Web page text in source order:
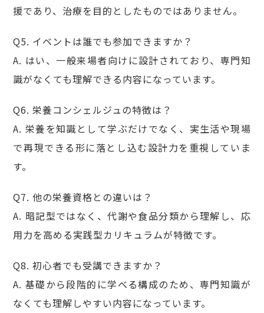
援であり、治療を目的としたものではありません。
Q5. イベントは誰でも参加できますか？
A. はい、一般来場者向けに設計されており、専門知
識がなくても理解できる内容になっています。
Q6. 栄養コンシェルジュの特徴は？
A. 栄養を知識として学ぶだけでなく、実生活や現場
で再現できる形に落とし込む設計力を重視していま
す。
Q7. 他の栄養資格との違いは？
A. 暗記型ではなく、代謝や食品分類から理解し、応
用力を高める実践型カリキュラムが特徴です。
Q8. 初心者でも受講できますか？
A. 基礎から段階的に学べる構成のため、専門知識が
なくても理解しやすい内容になっています。